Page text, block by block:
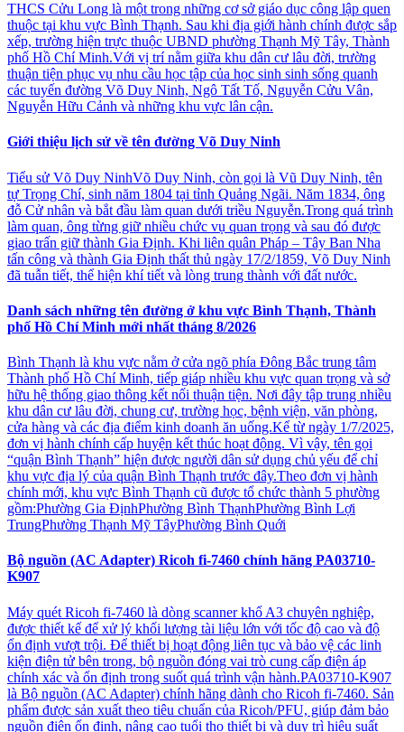
THCS Cửu Long là một trong những cơ sở giáo dục công lập quen
thuộc tại khu vực Bình Thạnh. Sau khi địa giới hành chính được sắp
xếp, trường hiện trực thuộc UBND phường Thạnh Mỹ Tây, Thành
phố Hồ Chí Minh.Với vị trí nằm giữa khu dân cư lâu đời, trường
thuận tiện phục vụ nhu cầu học tập của học sinh sinh sống quanh
các tuyến đường Võ Duy Ninh, Ngô Tất Tố, Nguyễn Cửu Vân,
Nguyễn Hữu Cảnh và những khu vực lân cận.
Giới thiệu lịch sử về tên đường Võ Duy Ninh
Tiểu sử Võ Duy NinhVõ Duy Ninh, còn gọi là Vũ Duy Ninh, tên
tự Trọng Chí, sinh năm 1804 tại tỉnh Quảng Ngãi. Năm 1834, ông
đỗ Cử nhân và bắt đầu làm quan dưới triều Nguyễn.Trong quá trình
làm quan, ông từng giữ nhiều chức vụ quan trọng và sau đó được
giao trấn giữ thành Gia Định. Khi liên quân Pháp – Tây Ban Nha
tấn công và thành Gia Định thất thủ ngày 17/2/1859, Võ Duy Ninh
đã tuẫn tiết, thể hiện khí tiết và lòng trung thành với đất nước.
Danh sách những tên đường ở khu vực Bình Thạnh, Thành
phố Hồ Chí Minh mới nhất tháng 8/2026
Bình Thạnh là khu vực nằm ở cửa ngõ phía Đông Bắc trung tâm
Thành phố Hồ Chí Minh, tiếp giáp nhiều khu vực quan trọng và sở
hữu hệ thống giao thông kết nối thuận tiện. Nơi đây tập trung nhiều
khu dân cư lâu đời, chung cư, trường học, bệnh viện, văn phòng,
cửa hàng và các địa điểm kinh doanh ăn uống.Kể từ ngày 1/7/2025,
đơn vị hành chính cấp huyện kết thúc hoạt động. Vì vậy, tên gọi
“quận Bình Thạnh” hiện được người dân sử dụng chủ yếu để chỉ
khu vực địa lý của quận Bình Thạnh trước đây.Theo đơn vị hành
chính mới, khu vực Bình Thạnh cũ được tổ chức thành 5 phường
gồm:Phường Gia ĐịnhPhường Bình ThạnhPhường Bình Lợi
TrungPhường Thạnh Mỹ TâyPhường Bình Quới
Bộ nguồn (AC Adapter) Ricoh fi-7460 chính hãng PA03710-
K907
Máy quét Ricoh fi-7460 là dòng scanner khổ A3 chuyên nghiệp,
được thiết kế để xử lý khối lượng tài liệu lớn với tốc độ cao và độ
ổn định vượt trội. Để thiết bị hoạt động liên tục và bảo vệ các linh
kiện điện tử bên trong, bộ nguồn đóng vai trò cung cấp điện áp
chính xác và ổn định trong suốt quá trình vận hành.PA03710-K907
là Bộ nguồn (AC Adapter) chính hãng dành cho Ricoh fi-7460. Sản
phẩm được sản xuất theo tiêu chuẩn của Ricoh/PFU, giúp đảm bảo
nguồn điện ổn định, nâng cao tuổi thọ thiết bị và duy trì hiệu suất